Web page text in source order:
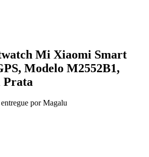
Mi Xiaomi Smart
Modelo M2552B1,
Prata
por Magalu